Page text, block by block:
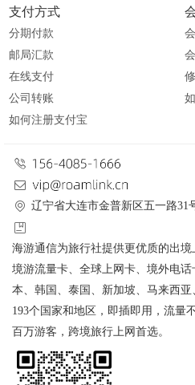
支付方式
分期付款
邮局汇款
在线支付
公司转账
如何注册支付宝
辽宁省大连市金普新区五一路31
海游通信为旅行社提供更优质的出
境游流量卡、全球上网卡、境外电
本、韩国、泰国、新加坡、马来西
193个国家和地区，即插即用，流量
百万游客，跨境旅行上网首选。